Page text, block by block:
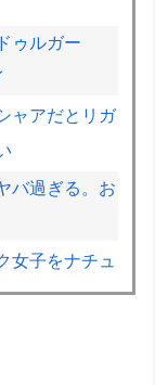
ゥルガー
ャアだとリガ
バ過ぎる。お
女子をナチュ